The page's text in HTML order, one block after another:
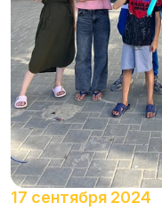
17 сентября 2024